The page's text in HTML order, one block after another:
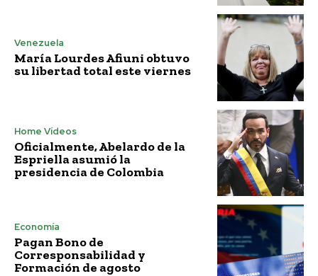
Venezuela
María Lourdes Afiuni obtuvo
su libertad total este viernes
Home Vídeos
Oficialmente, Abelardo de la
Espriella asumió la
presidencia de Colombia
Economía
Pagan Bono de
Corresponsabilidad y
Formación de agosto